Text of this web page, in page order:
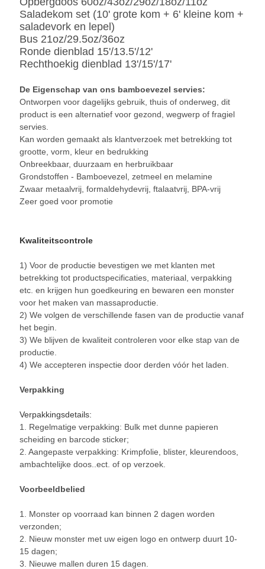
Saladekom set (10' grote kom + 6' kleine kom +
saladevork en lepel)
Bus 21oz/29.5oz/36oz
Ronde dienblad 15'/13.5'/12'
Rechthoekig dienblad 13'/15'/17'
De Eigenschap van ons bamboevezel servies:
Ontworpen voor dagelijks gebruik, thuis of onderweg, dit
product is een alternatief voor gezond, wegwerp of fragiel
servies.
Kan worden gemaakt als klantverzoek met betrekking tot
grootte, vorm, kleur en bedrukking
Onbreekbaar, duurzaam en herbruikbaar
Grondstoffen - Bamboevezel, zetmeel en melamine
Zwaar metaalvrij, formaldehydevrij, ftalaatvrij, BPA-vrij
Zeer goed voor promotie
Kwaliteitscontrole
1) Voor de productie bevestigen we met klanten met
betrekking tot productspecificaties, materiaal, verpakking
etc. en krijgen hun goedkeuring en bewaren een monster
voor het maken van massaproductie.
​2) We volgen de verschillende fasen van de productie vanaf
het begin.
​3) We blijven de kwaliteit controleren voor elke stap van de
productie.
​4) We accepteren inspectie door derden vóór het laden.
Verpakking
Verpakkingsdetails:
1. Regelmatige verpakking: Bulk met dunne papieren
scheiding en barcode sticker;
2. Aangepaste verpakking: Krimpfolie, blister, kleurendoos,
ambachtelijke doos..ect. of op verzoek.
Voorbeeldbelied
1. Monster op voorraad kan binnen 2 dagen worden
verzonden;
2. Nieuw monster met uw eigen logo en ontwerp duurt 10-
15 dagen;
3. Nieuwe mallen duren 15 dagen.